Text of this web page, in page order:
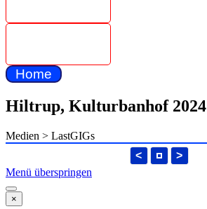
Home
Hiltrup, Kulturbanhof 2024
Medien > LastGIGs
<
>
Menü überspringen
×